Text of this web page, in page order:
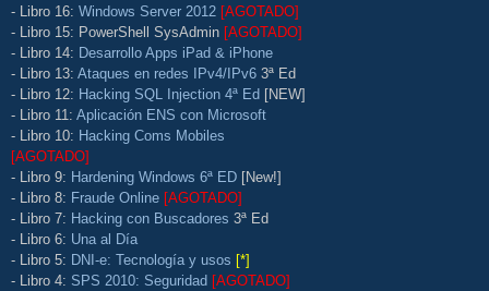
- Libro 16: Windows Server 2012 [AGOTADO]
- Libro 15: PowerShell SysAdmin [AGOTADO]
- Libro 14: Desarrollo Apps iPad & iPhone
- Libro 13: Ataques en redes IPv4/IPv6 3ª Ed
- Libro 12: Hacking SQL Injection 4ª Ed [NEW]
- Libro 11: Aplicación ENS con Microsoft
- Libro 10: Hacking Coms Mobiles
[AGOTADO]
- Libro 9: Hardening Windows 6ª ED [New!]
- Libro 8: Fraude Online [AGOTADO]
- Libro 7: Hacking con Buscadores 3ª Ed
- Libro 6: Una al Día
- Libro 5: DNI-e: Tecnología y usos [*]
- Libro 4: SPS 2010: Seguridad [AGOTADO]